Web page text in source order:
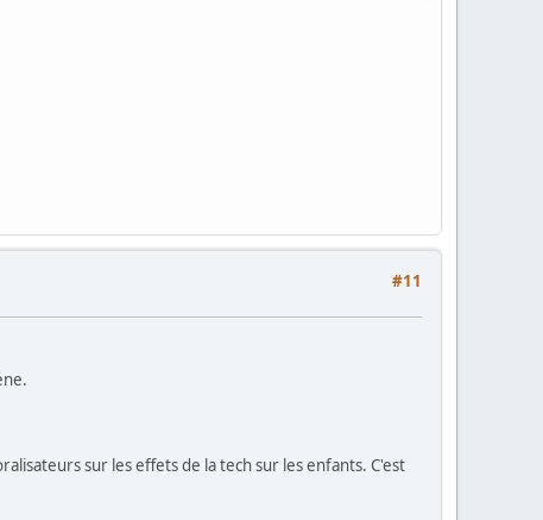
#11
sur les effets de la tech sur les enfants. C'est